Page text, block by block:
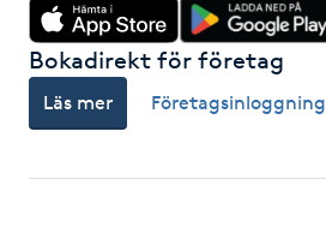
Healing
HIFU
Bokadirekt för företag
Läs mer Företagsinloggning